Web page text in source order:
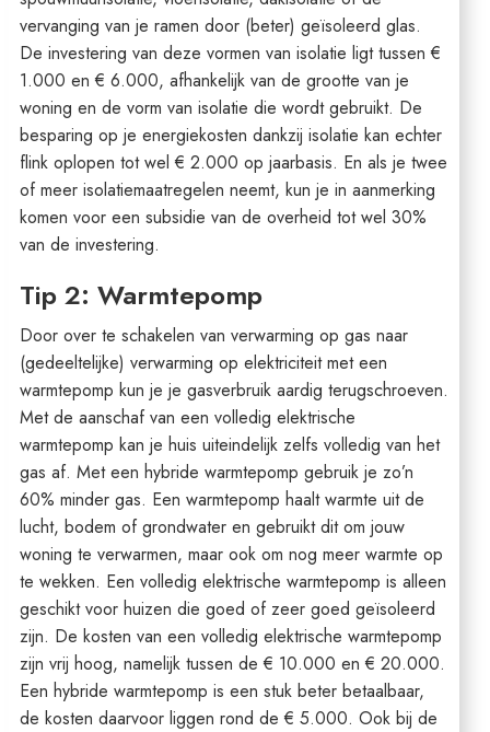
vervanging van je ramen door (beter) geïsoleerd glas.
De investering van deze vormen van isolatie ligt tussen €
1.000 en € 6.000, afhankelijk van de grootte van je
woning en de vorm van isolatie die wordt gebruikt. De
besparing op je energiekosten dankzij isolatie kan echter
flink oplopen tot wel € 2.000 op jaarbasis. En als je twee
of meer isolatiemaatregelen neemt, kun je in aanmerking
komen voor een subsidie van de overheid tot wel 30%
van de investering.
Tip 2: Warmtepomp
Door over te schakelen van verwarming op gas naar
(gedeeltelijke) verwarming op elektriciteit met een
warmtepomp kun je je gasverbruik aardig terugschroeven.
Met de aanschaf van een volledig elektrische
warmtepomp kan je huis uiteindelijk zelfs volledig van het
gas af. Met een hybride warmtepomp gebruik je zo’n
60% minder gas. Een warmtepomp haalt warmte uit de
lucht, bodem of grondwater en gebruikt dit om jouw
woning te verwarmen, maar ook om nog meer warmte op
te wekken. Een volledig elektrische warmtepomp is alleen
geschikt voor huizen die goed of zeer goed geïsoleerd
zijn. De kosten van een volledig elektrische warmtepomp
zijn vrij hoog, namelijk tussen de € 10.000 en € 20.000.
Een hybride warmtepomp is een stuk beter betaalbaar,
de kosten daarvoor liggen rond de € 5.000. Ook bij de